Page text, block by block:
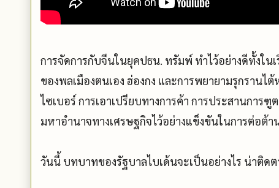
การจัดการกับจีนในยุคปธน. ทรัมพ์ ทำไว้อย่างดีทั้งใน
ของพลเมืองตนเอง ฮ่องกง และการพยายามรุกราน
ไซเบอร์ การเอาเปรียบทางการค้า การประสานกา
มหาอำนาจทางเศรษฐกิจไว้อย่างแข็งขันในการต่อต้า
วันนี้ บทบาทของรัฐบาลไบเด้นจะเป็นอย่างไร น่าติดต